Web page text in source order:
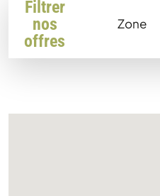
Filtrer
nos
offres
Zone